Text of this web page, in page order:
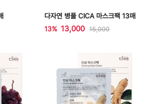
다자연 병풀 CICA 마스크팩 13매
13% 13,000 15,000